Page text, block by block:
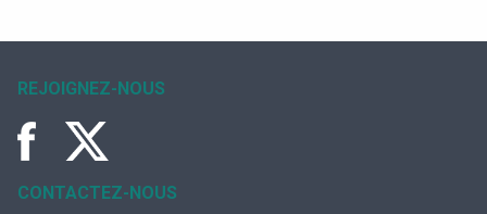
REJOIGNEZ-NOUS
CONTACTEZ-NOUS